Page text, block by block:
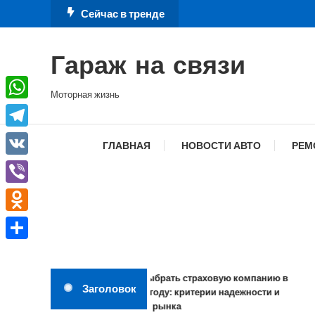
к
Сейчас в тренде
Гараж на связи
Моторная жизнь
ГЛАВНАЯ НОВОСТИ АВТО
Заголовок
Как выбрать страховую компанию в
2026 году: критерии надежности и
обзор рынка
WhatsApp
Telegram
VK
Viber
Odnoklassniki